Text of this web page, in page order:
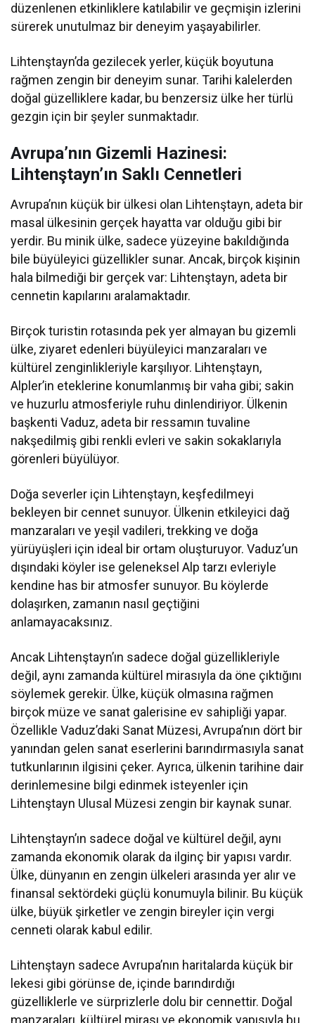
düzenlenen etkinliklere katılabilir ve geçmişin izlerini
sürerek unutulmaz bir deneyim yaşayabilirler.
Lihtenştayn’da gezilecek yerler, küçük boyutuna
rağmen zengin bir deneyim sunar. Tarihi kalelerden
doğal güzelliklere kadar, bu benzersiz ülke her türlü
gezgin için bir şeyler sunmaktadır.
Avrupa’nın Gizemli Hazinesi:
Lihtenştayn’ın Saklı Cennetleri
Avrupa’nın küçük bir ülkesi olan Lihtenştayn, adeta bir
masal ülkesinin gerçek hayatta var olduğu gibi bir
yerdir. Bu minik ülke, sadece yüzeyine bakıldığında
bile büyüleyici güzellikler sunar. Ancak, birçok kişinin
hala bilmediği bir gerçek var: Lihtenştayn, adeta bir
cennetin kapılarını aralamaktadır.
Birçok turistin rotasında pek yer almayan bu gizemli
ülke, ziyaret edenleri büyüleyici manzaraları ve
kültürel zenginlikleriyle karşılıyor. Lihtenştayn,
Alpler’in eteklerine konumlanmış bir vaha gibi; sakin
ve huzurlu atmosferiyle ruhu dinlendiriyor. Ülkenin
başkenti Vaduz, adeta bir ressamın tuvaline
nakşedilmiş gibi renkli evleri ve sakin sokaklarıyla
görenleri büyülüyor.
Doğa severler için Lihtenştayn, keşfedilmeyi
bekleyen bir cennet sunuyor. Ülkenin etkileyici dağ
manzaraları ve yeşil vadileri, trekking ve doğa
yürüyüşleri için ideal bir ortam oluşturuyor. Vaduz’un
dışındaki köyler ise geleneksel Alp tarzı evleriyle
kendine has bir atmosfer sunuyor. Bu köylerde
dolaşırken, zamanın nasıl geçtiğini
anlamayacaksınız.
Ancak Lihtenştayn’ın sadece doğal güzellikleriyle
değil, aynı zamanda kültürel mirasıyla da öne çıktığını
söylemek gerekir. Ülke, küçük olmasına rağmen
birçok müze ve sanat galerisine ev sahipliği yapar.
Özellikle Vaduz’daki Sanat Müzesi, Avrupa’nın dört bir
yanından gelen sanat eserlerini barındırmasıyla sanat
tutkunlarının ilgisini çeker. Ayrıca, ülkenin tarihine dair
derinlemesine bilgi edinmek isteyenler için
Lihtenştayn Ulusal Müzesi zengin bir kaynak sunar.
Lihtenştayn’ın sadece doğal ve kültürel değil, aynı
zamanda ekonomik olarak da ilginç bir yapısı vardır.
Ülke, dünyanın en zengin ülkeleri arasında yer alır ve
finansal sektördeki güçlü konumuyla bilinir. Bu küçük
ülke, büyük şirketler ve zengin bireyler için vergi
cenneti olarak kabul edilir.
Lihtenştayn sadece Avrupa’nın haritalarda küçük bir
lekesi gibi görünse de, içinde barındırdığı
güzelliklerle ve sürprizlerle dolu bir cennettir. Doğal
manzaraları, kültürel mirası ve ekonomik yapısıyla bu